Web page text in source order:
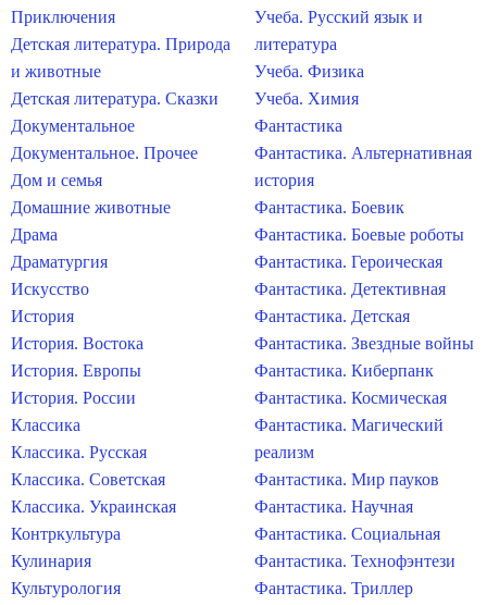
Приключения
Детская литература. Природа
и животные
Детская литература. Сказки
Документальное
Документальное. Прочее
Дом и семья
Домашние животные
Драма
Драматургия
Искусство
История
История. Востока
История. Европы
История. России
Классика
Классика. Русская
Классика. Советская
Классика. Украинская
Контркультура
Кулинария
Культурология
Учеба. Русский язык и
литература
Учеба. Физика
Учеба. Химия
Фантастика
Фантастика. Альтернативная
история
Фантастика. Боевик
Фантастика. Боевые роботы
Фантастика. Героическая
Фантастика. Детективная
Фантастика. Детская
Фантастика. Звездные войны
Фантастика. Киберпанк
Фантастика. Космическая
Фантастика. Магический
реализм
Фантастика. Мир пауков
Фантастика. Научная
Фантастика. Социальная
Фантастика. Технофэнтези
Фантастика. Триллер